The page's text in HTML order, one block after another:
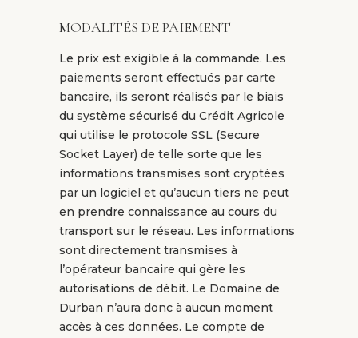
MODALITÉS DE PAIEMENT
Le prix est exigible à la commande. Les
paiements seront effectués par carte
bancaire, ils seront réalisés par le biais
du système sécurisé du Crédit Agricole
qui utilise le protocole SSL (Secure
Socket Layer) de telle sorte que les
informations transmises sont cryptées
par un logiciel et qu’aucun tiers ne peut
en prendre connaissance au cours du
transport sur le réseau. Les informations
sont directement transmises à
l’opérateur bancaire qui gère les
autorisations de débit. Le Domaine de
Durban n’aura donc à aucun moment
accès à ces données. Le compte de